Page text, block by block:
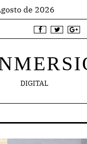
de 2026
DIGITAL